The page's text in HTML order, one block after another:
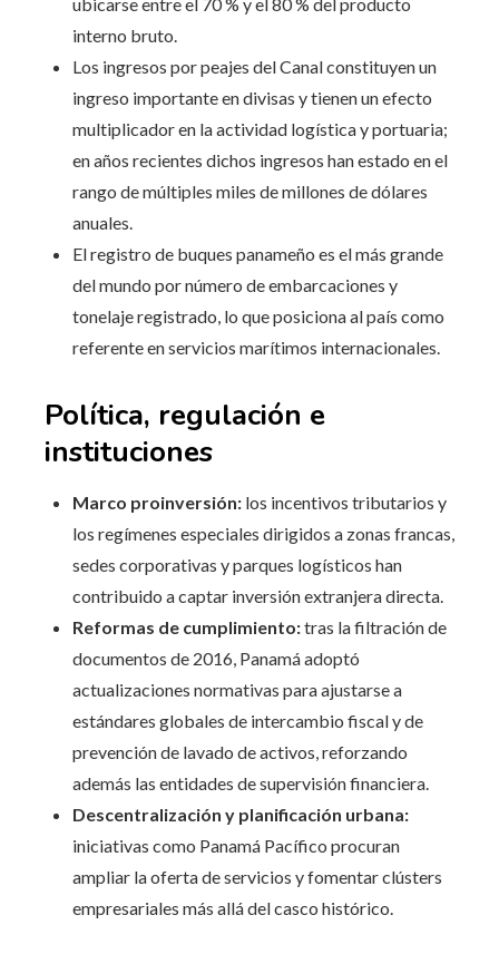
interno bruto.
Los ingresos por peajes del Canal constituyen un
ingreso importante en divisas y tienen un efecto
multiplicador en la actividad logística y portuaria;
en años recientes dichos ingresos han estado en el
rango de múltiples miles de millones de dólares
anuales.
El registro de buques panameño es el más grande
del mundo por número de embarcaciones y
tonelaje registrado, lo que posiciona al país como
referente en servicios marítimos internacionales.
Política, regulación e
instituciones
Marco proinversión: los incentivos tributarios y
los regímenes especiales dirigidos a zonas francas,
sedes corporativas y parques logísticos han
contribuido a captar inversión extranjera directa.
Reformas de cumplimiento:tras la filtración de
documentos de 2016, Panamá adoptó
actualizaciones normativas para ajustarse a
estándares globales de intercambio fiscal y de
prevención de lavado de activos, reforzando
además las entidades de supervisión financiera.
Descentralización y planificación urbana:
iniciativas como Panamá Pacífico procuran
ampliar la oferta de servicios y fomentar clústers
empresariales más allá del casco histórico.